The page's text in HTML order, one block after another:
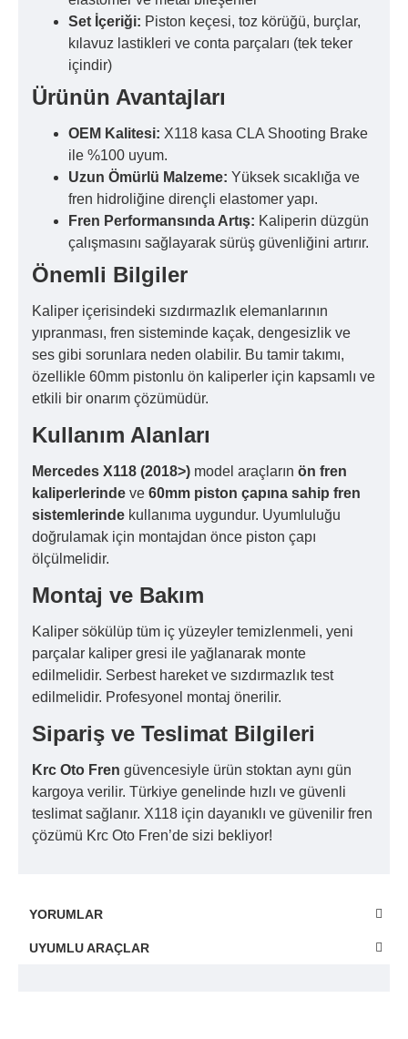
Set İçeriği: Piston keçesi, toz körüğü, burçlar,
kılavuz lastikleri ve conta parçaları (tek teker
içindir)
Ürünün Avantajları
OEM Kalitesi: X118 kasa CLA Shooting Brake
ile %100 uyum.
Uzun Ömürlü Malzeme: Yüksek sıcaklığa ve
fren hidroliğine dirençli elastomer yapı.
Fren Performansında Artış: Kaliperin düzgün
çalışmasını sağlayarak sürüş güvenliğini artırır.
Önemli Bilgiler
Kaliper içerisindeki sızdırmazlık elemanlarının
yıpranması, fren sisteminde kaçak, dengesizlik ve
ses gibi sorunlara neden olabilir. Bu tamir takımı,
özellikle 60mm pistonlu ön kaliperler için kapsamlı ve
etkili bir onarım çözümüdür.
Kullanım Alanları
Mercedes X118 (2018>) model araçların ön fren
kaliperlerinde ve 60mm piston çapına sahip fren
sistemlerinde kullanıma uygundur. Uyumluluğu
doğrulamak için montajdan önce piston çapı
ölçülmelidir.
Montaj ve Bakım
Kaliper sökülüp tüm iç yüzeyler temizlenmeli, yeni
parçalar kaliper gresi ile yağlanarak monte
edilmelidir. Serbest hareket ve sızdırmazlık test
edilmelidir. Profesyonel montaj önerilir.
Sipariş ve Teslimat Bilgileri
Krc Oto Fren güvencesiyle ürün stoktan aynı gün
kargoya verilir. Türkiye genelinde hızlı ve güvenli
teslimat sağlanır. X118 için dayanıklı ve güvenilir fren
çözümü Krc Oto Fren’de sizi bekliyor!
YORUMLAR
UYUMLU ARAÇLAR